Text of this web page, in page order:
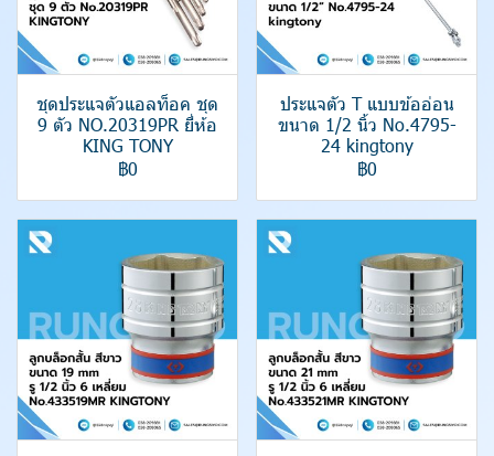
ชุดประแจตัวแอลท็อค ชุด
9 ตัว NO.20319PR ยี่ห้อ
KING TONY
฿0
ประแจตัว T แบบข้ออ่อน
ขนาด 1/2 นิ้ว No.4795-
24 kingtony
฿0